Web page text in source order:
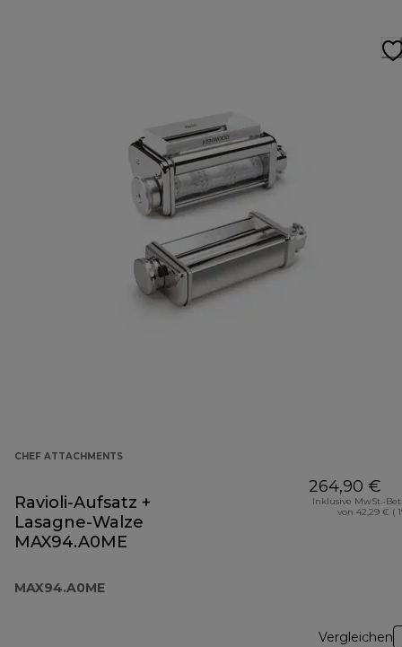
CHEF ATTACHMENTS
Ravioli-Aufsatz +
Lasagne-Walze
MAX94.A0ME
MAX94.A0ME
264,90 €
Inklusive MwSt.-
von 42,29 € (
Vergleichen